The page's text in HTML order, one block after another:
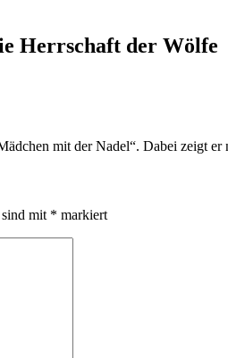
Herrschaft der Wölfe
mit der Nadel“. Dabei zeigt
mit * markiert